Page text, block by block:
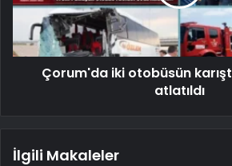
Çorum'da iki otobüsün
atlatıldı
İlgili Makaleler